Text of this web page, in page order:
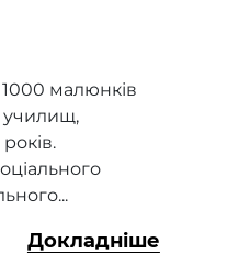
малюнків
училищ,
Докладніше